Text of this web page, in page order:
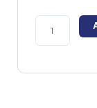
-
Triac
600v